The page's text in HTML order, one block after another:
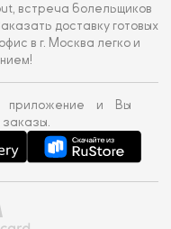
встреча болельщиков
доставку готовых
в г. Москва легко и
приложение и Вы